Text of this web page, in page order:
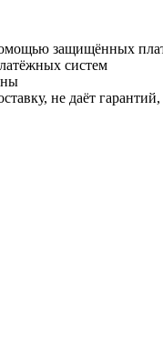
защищённых
систем
не даёт